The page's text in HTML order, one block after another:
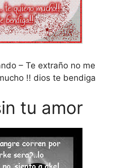
– Te extraño no me
!! dios te bendiga
tu amor